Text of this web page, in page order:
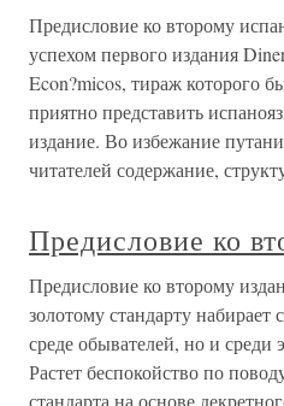
Предисловие ко второму
успехом первого издания
Econ?micos, тираж которого
приятно представить
издание. Во избежание
читателей содержание,
Предисловие ко
Предисловие ко второму
золотому стандарту набирает
среде обывателей, но и среди
Растет беспокойство по
стандарта на основе